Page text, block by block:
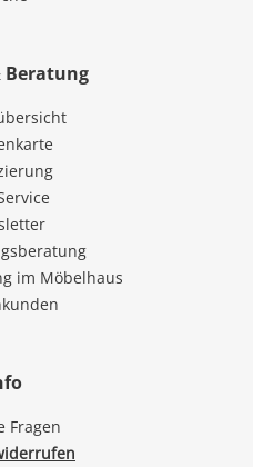
Beratung
im Möbelhaus
Fragen